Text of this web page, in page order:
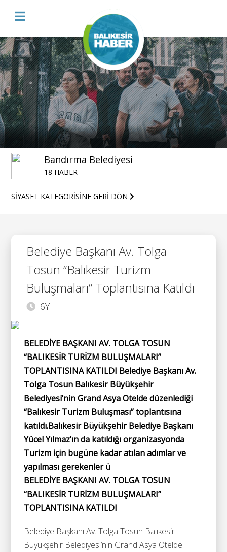
Bandırma Belediyesi
18 HABER
SİYASET KATEGORİSİNE GERİ DÖN
Belediye Başkanı Av. Tolga
Tosun “Balıkesir Turizm
Buluşmaları” Toplantısına Katıldı
6Y
BELEDİYE BAŞKANI AV. TOLGA TOSUN
“BALIKESİR TURİZM BULUŞMALARI”
TOPLANTISINA KATILDI Belediye Başkanı Av.
Tolga Tosun Balıkesir Büyükşehir
Belediyesi’nin Grand Asya Otelde düzenlediği
“Balıkesir Turizm Buluşması” toplantısına
katıldı.Balıkesir Büyükşehir Belediye Başkanı
Yücel Yılmaz’ın da katıldığı organizasyonda
Turizm için bugüne kadar atılan adımlar ve
yapılması gerekenler ü
BELEDİYE BAŞKANI AV. TOLGA TOSUN
“BALIKESİR TURİZM BULUŞMALARI”
TOPLANTISINA KATILDI
Belediye Başkanı Av. Tolga Tosun Balıkesir
Büyükşehir Belediyesi’nin Grand Asya Otelde